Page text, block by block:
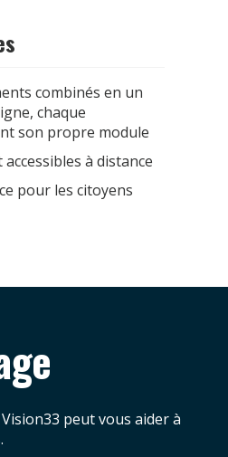
combinés en un
chaque
son propre module
à distance
pour les citoyens
peut vous aider à